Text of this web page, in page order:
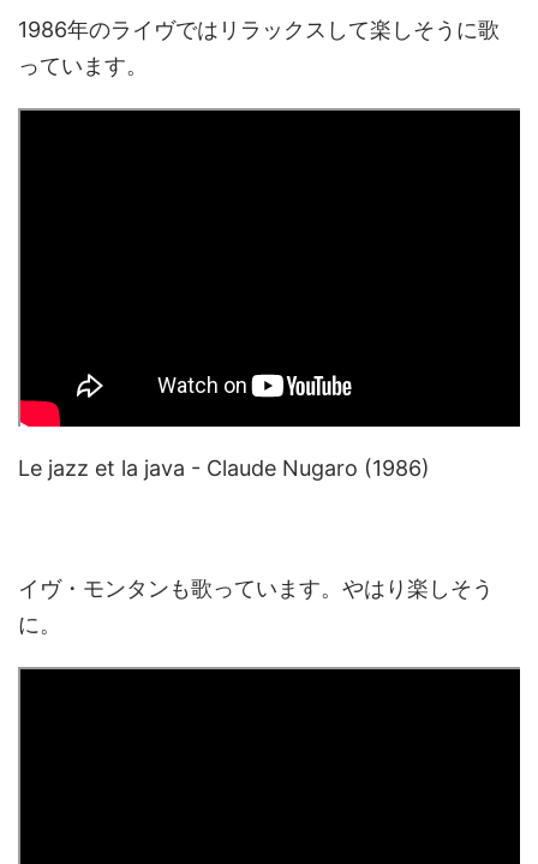
1986年のライヴではリラックスして楽しそうに歌
っています。
Le jazz et la java - Claude Nugaro (1986)
イヴ・モンタンも歌っています。やはり楽しそう
に。